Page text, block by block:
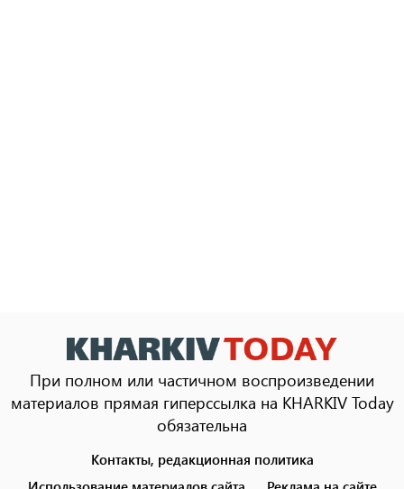
При полном или частичном воспроизведении
материалов прямая гиперссылка на KHARKIV Today
обязательна
Контакты, редакционная политика